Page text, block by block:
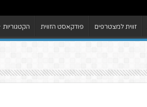
זווית למצטרפים פודקאסט הזווית הקטגוריות